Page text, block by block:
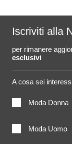
Iscriviti alla
per rimanere
esclusivi
A cosa sei
Moda Donna
Moda Uomo